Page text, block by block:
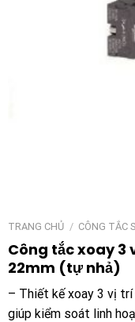
TRANG CHỦ / CÔNG TẮC
Công tắc xoay 3
22mm (tự nhả)
– Thiết kế xoay 3 vị
giúp kiểm soát linh